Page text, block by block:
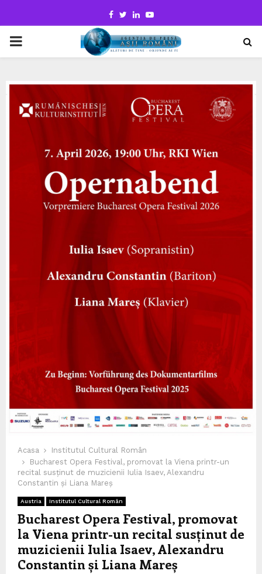
Facebook
TwitterLinkedinYoutube
PRIMARY
Acasa
Institutul Cultural Român
Bucharest Opera Festival, promovat la Viena printr-un
recital susținut de muzicienii Iulia Isaev, Alexandru
Constantin și Liana Mareș
Austria Institutul Cultural Român
Bucharest Opera Festival, promovat
la Viena printr-un recital susținut de
muzicienii Iulia Isaev, Alexandru
Constantin și Liana Mareș